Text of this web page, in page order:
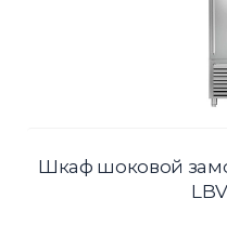
Шкаф шоковой